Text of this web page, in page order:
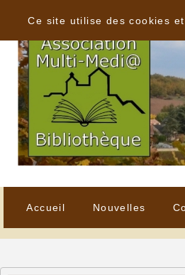
Accueil Nouvelles
Ce site utilise des cookies